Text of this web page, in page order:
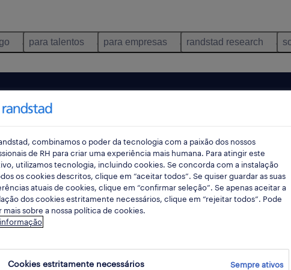
para talentos para empresas randstad research
resultados para a sua pesquisa.
combinamos o poder da tecnologia com a paixão dos nossos
de RH para criar uma experiência mais humana. Para atingir este
utilizamos tecnologia, incluindo cookies. Se concorda com a instalação
os cookies descritos, clique em “aceitar todos”. Se quiser guardar as suas
atuais de cookies, clique em “confirmar seleção”. Se apenas aceitar a
dos cookies estritamente necessários, clique em “rejeitar todos”. Pode
mais sobre a nossa política de cookies.
Cookies estritamente necessários Sempre ativos